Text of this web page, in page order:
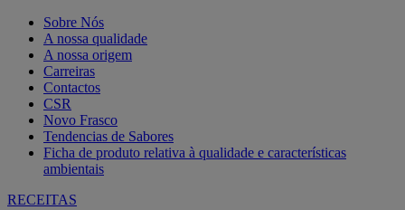
Sobre Nós
A nossa qualidade
A nossa origem
Carreiras
Contactos
CSR
Novo Frasco
Tendencias de Sabores
Ficha de produto relativa à qualidade e características
ambientais
RECEITAS